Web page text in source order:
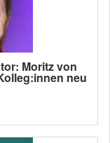
Moritz von
neu